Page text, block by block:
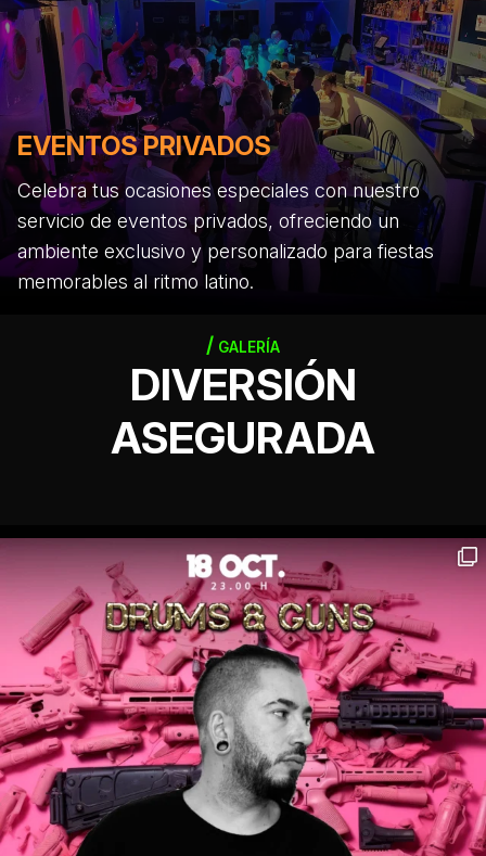
EVENTOS PRIVADOS
Celebra tus ocasiones especiales con nuestro
servicio de eventos privados, ofreciendo un
ambiente exclusivo y personalizado para fiestas
memorables al ritmo latino.
GALERÍA
DIVERSIÓN
ASEGURADA